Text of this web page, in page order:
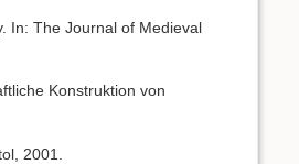
In: The Journal of Medieval
Konstruktion von
2001.